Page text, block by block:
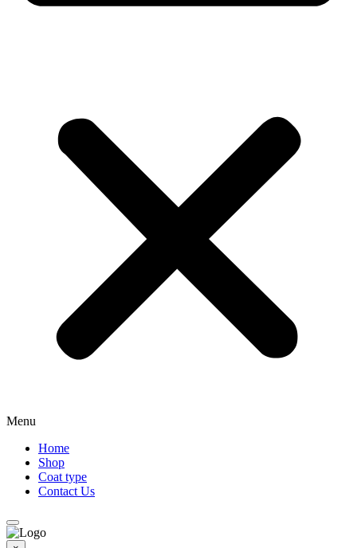
Menu
Home
Shop
Coat type
Contact Us